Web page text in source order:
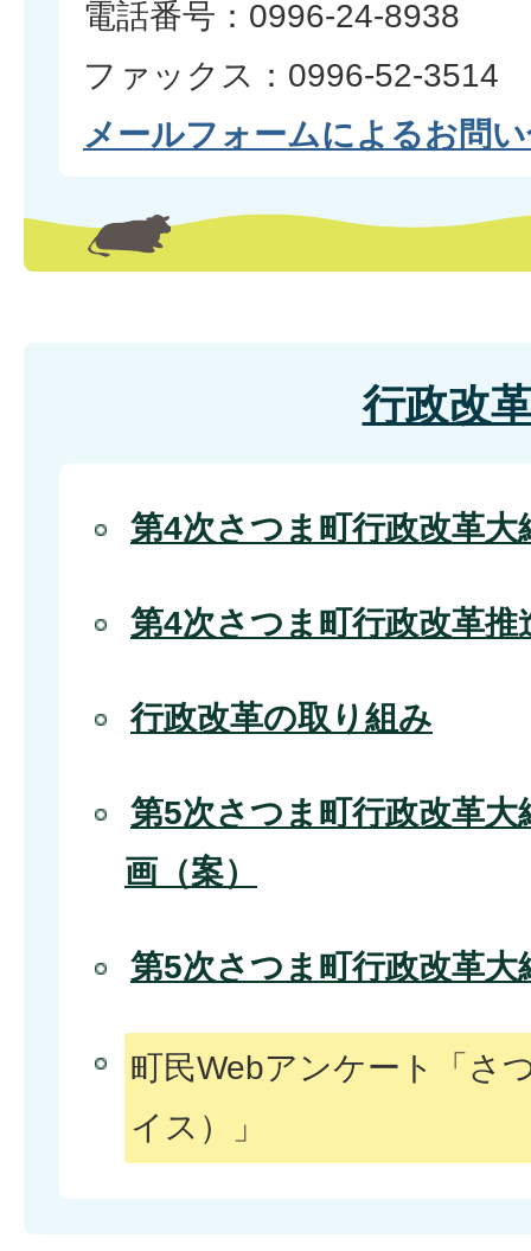
電話番号：0996-24-8938
ファックス：0996-52-3514
メールフォームによるお問
行政改
第4次さつま町行政改革大
第4次さつま町行政改革推
行政改革の取り組み
第5次さつま町行政改革大
画（案）
第5次さつま町行政改革大
町民Webアンケート「さ
イス）」